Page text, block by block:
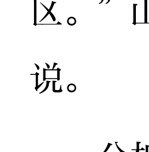
区。”
说。